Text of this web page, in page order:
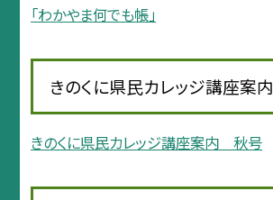
「わかやま何でも帳」
きのくに県民カレッジ講座案内
きのくに県民カレッジ講座案内 秋号